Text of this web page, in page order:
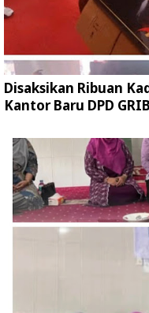
Disaksikan Ribuan
Kantor Baru DPD